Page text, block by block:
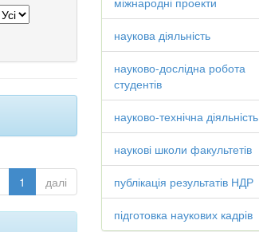
1 далі
наукова діяльність
науково-дослідна робота
студентів
науково-технічна діяльність
наукові школи факультетів
публікація результатів НДР
підготовка наукових кадрів